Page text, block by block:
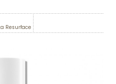
Resurface